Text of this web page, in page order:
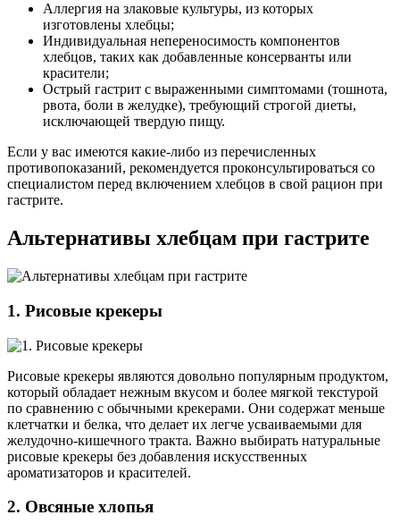
Аллергия на злаковые культуры, из которых
изготовлены хлебцы;
Индивидуальная непереносимость компонентов
хлебцов, таких как добавленные консерванты или
красители;
Острый гастрит с выраженными симптомами (тошнота,
рвота, боли в желудке), требующий строгой диеты,
исключающей твердую пищу.
Если у вас имеются какие-либо из перечисленных
противопоказаний, рекомендуется проконсультироваться со
специалистом перед включением хлебцов в свой рацион при
гастрите.
Альтернативы хлебцам при гастрите
1. Рисовые крекеры
Рисовые крекеры являются довольно популярным продуктом,
который обладает нежным вкусом и более мягкой текстурой
по сравнению с обычными крекерами. Они содержат меньше
клетчатки и белка, что делает их легче усваиваемыми для
желудочно-кишечного тракта. Важно выбирать натуральные
рисовые крекеры без добавления искусственных
ароматизаторов и красителей.
2. Овсяные хлопья